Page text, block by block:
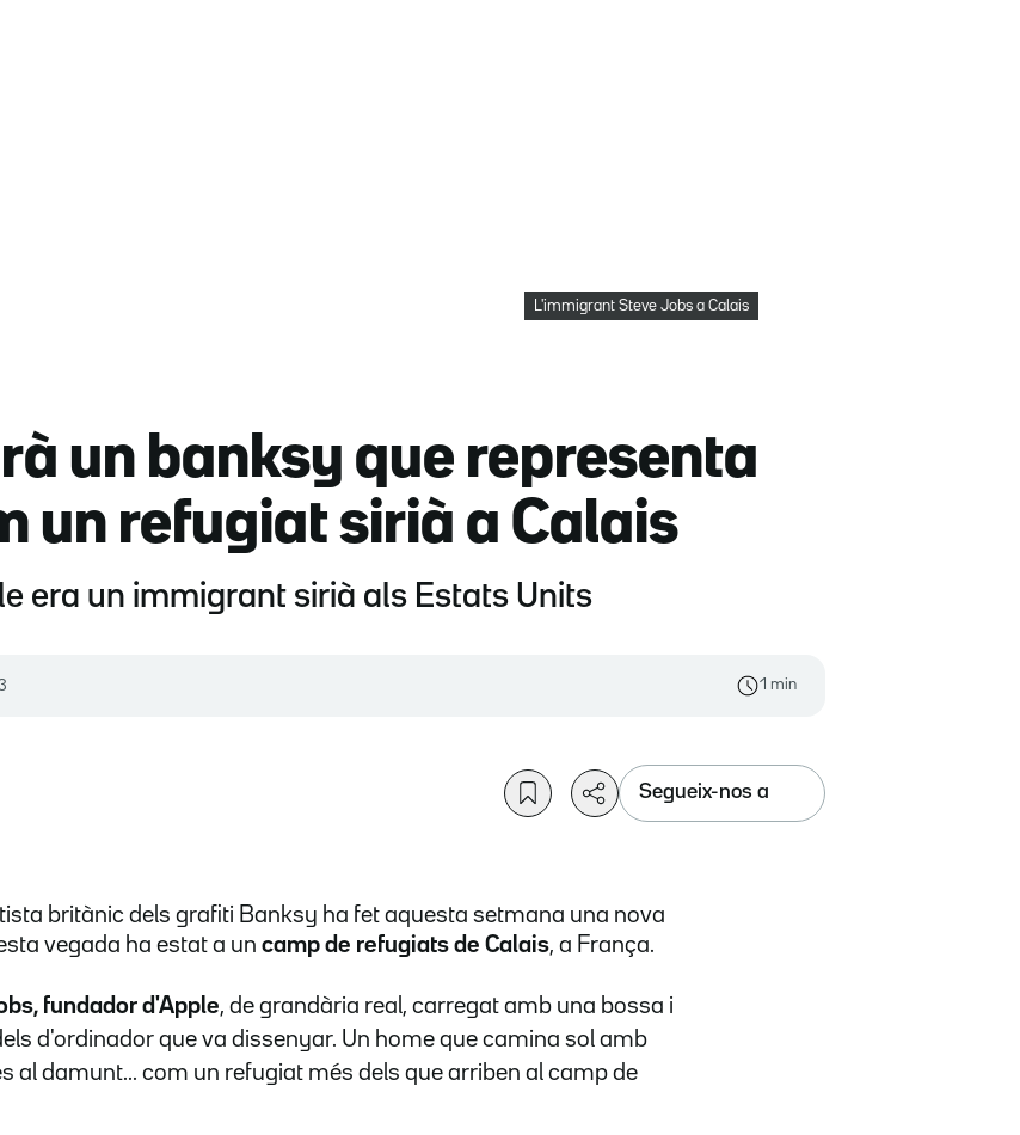
L'immigrant Steve Jobs a Calais
un banksy que representa
un refugiat sirià a Calais
era un immigrant sirià als Estats Units
1 min
Segueix-nos a
britànic dels grafiti Banksy ha fet aquesta setmana una nova
vegada ha estat a un camp de refugiats de Calais, a França.
fundador d'Apple, de grandària real, carregat amb una bossa i
d'ordinador que va dissenyar. Un home que camina sol amb
al damunt... com un refugiat més dels que arriben al camp de